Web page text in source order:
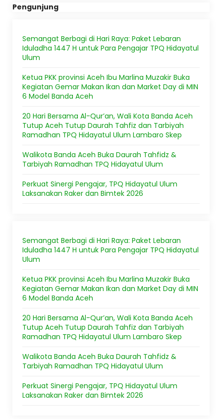
Pengunjung
Semangat Berbagi di Hari Raya: Paket Lebaran
Iduladha 1447 H untuk Para Pengajar TPQ Hidayatul
Ulum
Ketua PKK provinsi Aceh Ibu Marlina Muzakir Buka
Kegiatan Gemar Makan Ikan dan Market Day di MIN
6 Model Banda Aceh
20 Hari Bersama Al-Qur’an, Wali Kota Banda Aceh
Tutup Aceh Tutup Daurah Tahfiz dan Tarbiyah
Ramadhan TPQ Hidayatul Ulum Lambaro Skep
Walikota Banda Aceh Buka Daurah Tahfidz &
Tarbiyah Ramadhan TPQ Hidayatul Ulum
Perkuat Sinergi Pengajar, TPQ Hidayatul Ulum
Laksanakan Raker dan Bimtek 2026
Semangat Berbagi di Hari Raya: Paket Lebaran
Iduladha 1447 H untuk Para Pengajar TPQ Hidayatul
Ulum
Ketua PKK provinsi Aceh Ibu Marlina Muzakir Buka
Kegiatan Gemar Makan Ikan dan Market Day di MIN
6 Model Banda Aceh
20 Hari Bersama Al-Qur’an, Wali Kota Banda Aceh
Tutup Aceh Tutup Daurah Tahfiz dan Tarbiyah
Ramadhan TPQ Hidayatul Ulum Lambaro Skep
Walikota Banda Aceh Buka Daurah Tahfidz &
Tarbiyah Ramadhan TPQ Hidayatul Ulum
Perkuat Sinergi Pengajar, TPQ Hidayatul Ulum
Laksanakan Raker dan Bimtek 2026